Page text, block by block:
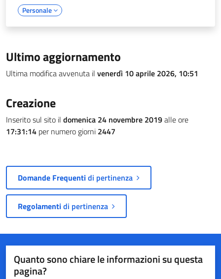
Personale
Ultimo aggiornamento
Ultima modifica avvenuta il venerdì 10 aprile 2026, 10:51
Creazione
Inserito sul sito il domenica 24 novembre 2019alle ore
17:31:14 per numero giorni 2447
Domande Frequentidi pertinenza
Regolamentidi pertinenza
Quanto sono chiare le informazioni su questa
pagina?